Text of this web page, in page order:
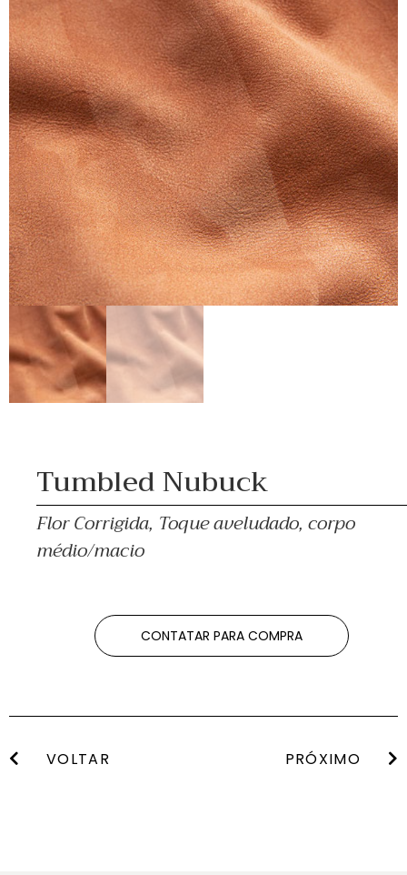
Tumbled Nubuck
Flor Corrigida, Toque aveludado, corpo
médio/macio
CONTATAR PARA COMPRA
VOLTAR PRÓXIMO